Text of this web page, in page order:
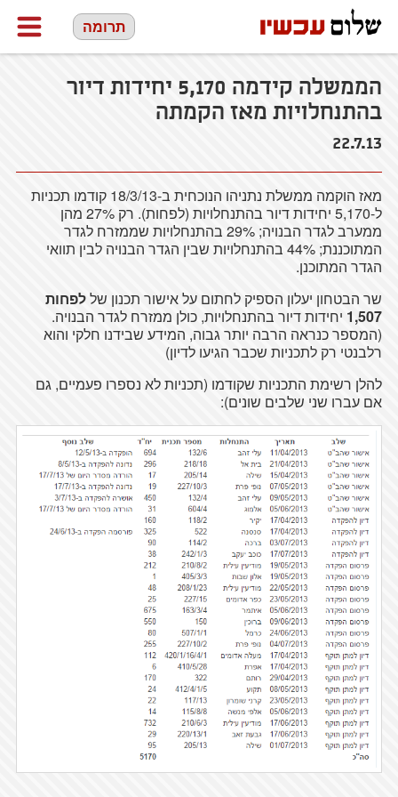
תרומה
הממשלה קידמה 5,170 יחידות דיור
בהתנחלויות מאז הקמתה
22.7.13
מאז הוקמה ממשלת נתניהו הנוכחיתב-18/3/13 קודמו תכניות
ל-5,170
יחידותדיור בהתנחלויות(לפחות). רק
ממערבלגדר הבנויה; 29% בהתנחלויות שממזרח לגדר
המתוכננת; 44% בהתנחלויות שבין הגדר הבנויה לבין תוואי
הגדר המתוכנן.
שר הבטחון יעלון הספיק לחתום עלאישור תכנון שללפחות
1,507 יחידותדיור בהתנחלויות, כולן ממזרח לגדר הבנויה.
(המספרכנראה הרבה יותרגבוה, המידע שבידנו חלקי והוא
רלבנטי רק לתכניות שכבר הגיעו לדיון)
להלן רשימת התכניות שקודמו (תכניותלא נספרו פעמיים, גם
אם עברו שני שלבים שונים):